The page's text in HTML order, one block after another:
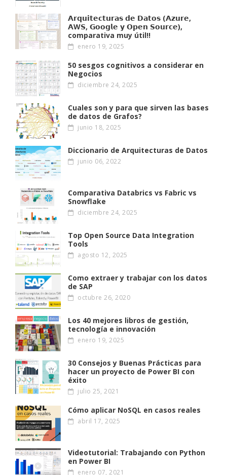
𝗔𝗿𝗾𝘂𝗶𝘁𝗲𝗰𝘁𝘂𝗿𝗮𝘀 𝗱𝗲 𝗗𝗮𝘁𝗼𝘀 (𝗔𝘇𝘂𝗿𝗲,
𝗔W𝗦, 𝗚𝗼𝗼𝗴𝗹𝗲 𝘆 𝗢𝗽𝗲𝗻 𝗦𝗼𝘂𝗿𝗰𝗲),
comparativa muy útil!!
enero 19, 2025
50 sesgos cognitivos a considerar en
Negocios
diciembre 24, 2025
Cuales son y para que sirven las bases
de datos de Grafos?
junio 18, 2025
Diccionario de Arquitecturas de Datos
junio 06, 2022
Comparativa Databrics vs Fabric vs
Snowflake
diciembre 24, 2025
Top Open Source Data Integration
Tools
agosto 12, 2025
Como extraer y trabajar con los datos
de SAP
octubre 26, 2020
Los 40 mejores libros de gestión,
tecnología e innovación
enero 19, 2025
30 Consejos y Buenas Prácticas para
hacer un proyecto de Power BI con
éxito
julio 25, 2021
Cómo aplicar NoSQL en casos reales
abril 17, 2025
Videotutorial: Trabajando con Python
en Power BI
enero 07, 2021